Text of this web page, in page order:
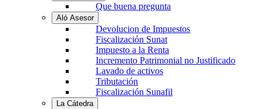
Que buena pregunta
Aló Asesor
Devolucion de Impuestos
Fiscalización Sunat
Impuesto a la Renta
Incremento Patrimonial no Justificado
Lavado de activos
Tributación
Fiscalización Sunafil
La Cátedra